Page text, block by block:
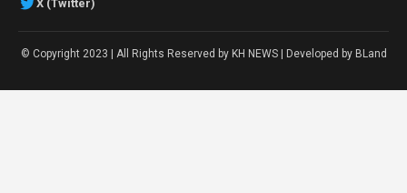
X (Twitter)
© Copyright 2023 | All Rights Reserved by KH NEWS | Developed by BLand